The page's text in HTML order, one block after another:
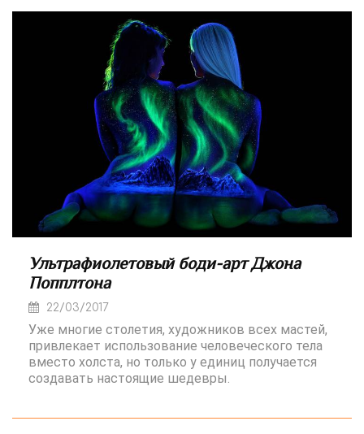
Ультрафиолетовый боди-арт Джона
Попплтона
22/03/2017
Уже многие столетия, художников всех мастей,
привлекает использование человеческого тела
вместо холста, но только у единиц получается
создавать настоящие шедевры.